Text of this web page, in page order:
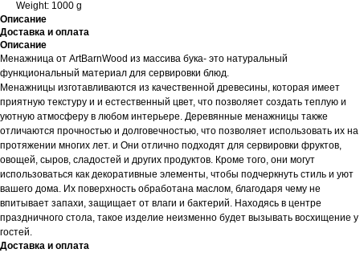
Weight: 1000 g
Описание
Доставка и оплата
Описание
Менажница от ArtBarnWood из массива бука- это натуральный
функциональный материал для сервировки блюд.
Менажницы изготавливаются из качественной древесины, которая имеет
приятную текстуру и и естественный цвет, что позволяет создать теплую и
уютную атмосферу в любом интерьере. Деревянные менажницы также
отличаются прочностью и долговечностью, что позволяет использовать их на
протяжении многих лет. и Они отлично подходят для сервировки фруктов,
овощей, сыров, сладостей и других продуктов. Кроме того, они могут
использоваться как декоративные элементы, чтобы подчеркнуть стиль и уют
вашего дома. Их поверхность обработана маслом, благодаря чему не
впитывает запахи, защищает от влаги и бактерий. Находясь в центре
праздничного стола, такое изделие неизменно будет вызывать восхищение у
гостей.
Доставка и оплата